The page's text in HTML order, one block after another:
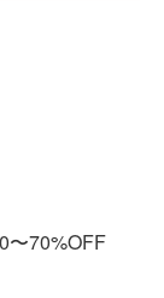
70%OFF